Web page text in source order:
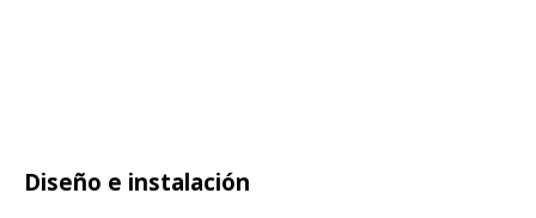
Diseño e instalación